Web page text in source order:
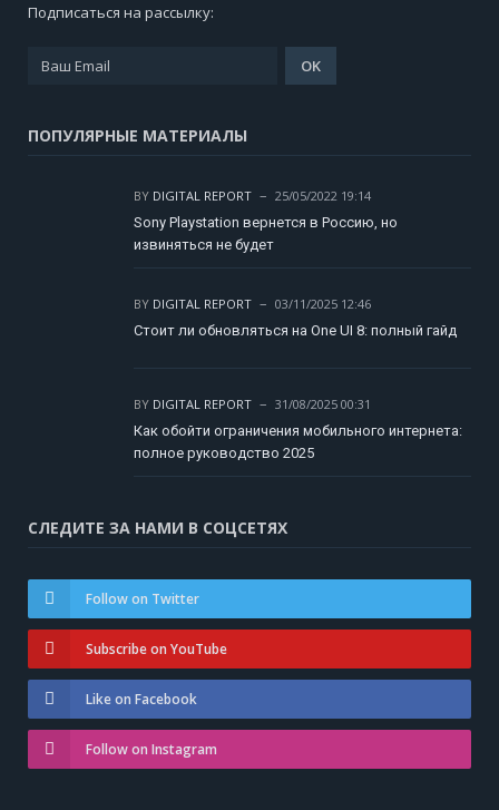
Подписаться на рассылку:
ПОПУЛЯРНЫЕ МАТЕРИАЛЫ
BY DIGITAL REPORT
25/05/2022 19:14
Sony Playstation вернется в Россию, но
извиняться не будет
BY DIGITAL REPORT
03/11/2025 12:46
Стоит ли обновляться на One UI 8: полный гайд
BY DIGITAL REPORT
31/08/2025 00:31
Как обойти ограничения мобильного интернета:
полное руководство 2025
СЛЕДИТЕ ЗА НАМИ В СОЦСЕТЯХ
Follow on Twitter
Subscribe on YouTube
Like on Facebook
Follow on Instagram